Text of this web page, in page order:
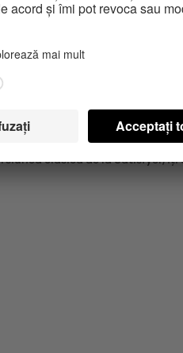
mulează perfect pe mădular
Rocket Ring este un inel
butonului one-touch.
partenerul tău în cadrul
prin detalii ripsate. Siliconul
clasică de la Satisfyer,